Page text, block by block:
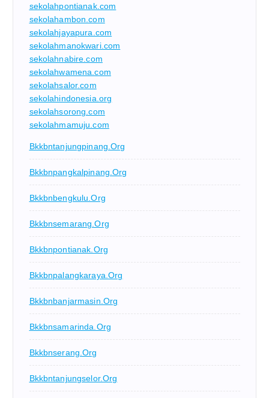
sekolahpontianak.com
sekolahambon.com
sekolahjayapura.com
sekolahmanokwari.com
sekolahnabire.com
sekolahwamena.com
sekolahsalor.com
sekolahindonesia.org
sekolahsorong.com
sekolahmamuju.com
Bkkbntanjungpinang.org
Bkkbnpangkalpinang.org
Bkkbnbengkulu.org
Bkkbnsemarang.org
Bkkbnpontianak.org
Bkkbnpalangkaraya.org
Bkkbnbanjarmasin.org
Bkkbnsamarinda.org
Bkkbnserang.org
Bkkbntanjungselor.org